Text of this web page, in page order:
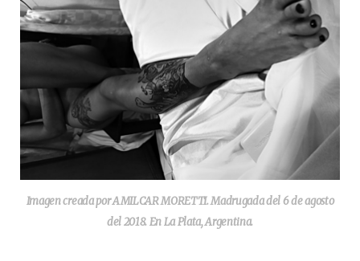
Imagen creada por AMILCAR MORETTI. Madrugada del 6 de agosto
del 2018. En La Plata, Argentina.